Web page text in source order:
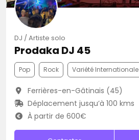
DJ / Artiste solo
Prodaka DJ 45
Pop Rock Variété Internationale
Ferrières-en-Gâtinais (45)
Déplacement jusqu’à 100 kms
À partir de 600€